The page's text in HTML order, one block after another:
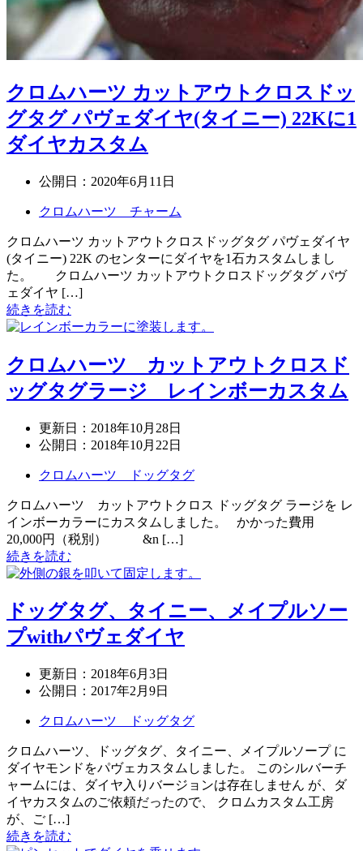
クロムハーツ カットアウトクロスドッ
グタグ パヴェダイヤ(タイニー) 22Kに1
ダイヤカスタム
公開日： 2020年6月11日
クロムハーツ チャーム
クロムハーツ カットアウトクロスドッグタグ パヴェダイヤ
(タイニー) 22K のセンターにダイヤを1石カスタムしまし
た。 クロムハーツ カットアウトクロスドッグタグ パヴ
ェダイヤ […]
続きを読む
クロムハーツ カットアウトクロスド
ッグタグラージ レインボーカスタム
更新日： 2018年10月28日
公開日： 2018年10月22日
クロムハーツ ドッグタグ
クロムハーツ カットアウトクロス ドッグタグ ラージを レ
インボーカラーにカスタムしました。 かかった費用
20,000円（税別） &n […]
続きを読む
ドッグタグ、タイニー、メイプルソー
プwithパヴェダイヤ
更新日： 2018年6月3日
公開日： 2017年2月9日
クロムハーツ ドッグタグ
クロムハーツ、ドッグタグ、タイニー、メイプルソープ に
ダイヤモンドをパヴェカスタムしました。 このシルバーチ
ャームには、ダイヤ入りバージョンは存在しません が、ダ
イヤカスタムのご依頼だったので、 クロムカスタム工房
が、ご […]
続きを読む